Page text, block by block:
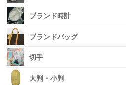
ブランド時計
ブランドバッグ
切手
大判・小判